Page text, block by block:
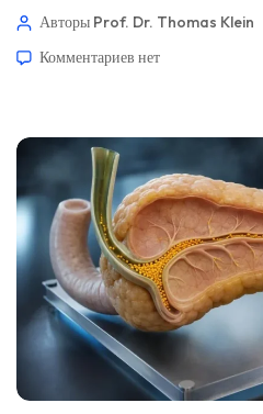
аутоиммундық қалқанша без
ететін диагноз емес. Келесі
📝 Жарияланды: 3 тамыз,
Авторы Prof. Dr. Thomas Klein
Комментариев нет